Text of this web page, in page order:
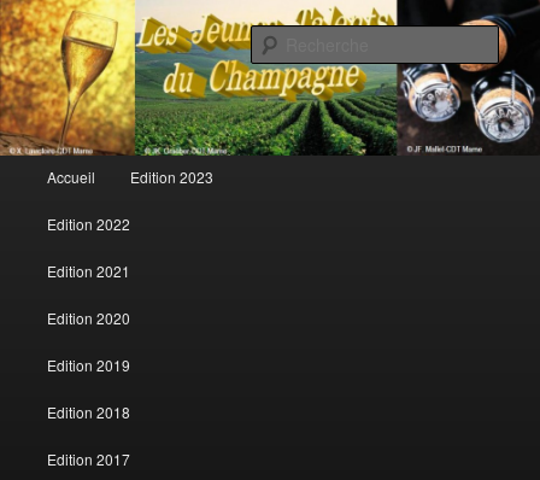
Les jeunes talents du champagne
Aller au contenu principal
Aller au contenu secondaire
Accueil Edition 2023
Edition 2022
Edition 2021
Edition 2020
Edition 2019
Edition 2018
Edition 2017